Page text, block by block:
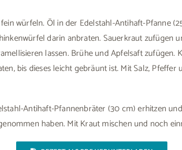
würfeln. Öl in der Edelstahl-Antihaft-Pfanne
darin anbraten. Sauerkraut zufügen
lassen. Brühe und Apfelsaft zufügen.
bis dieses leicht gebräunt ist. Mit Salz, Pfeffer
Antihaft-Pfannenbräter (30 cm) erhitzen
haben. Mit Kraut mischen und noch